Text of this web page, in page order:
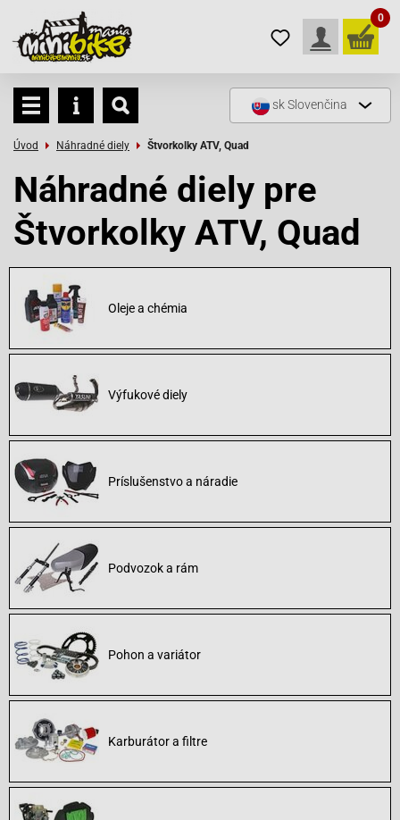
0
skSlovenčina
Úvod Náhradné diely Štvorkolky ATV, Quad
Náhradné diely pre
Štvorkolky ATV, Quad
Oleje a chémia
Výfukové diely
Príslušenstvo a náradie
Podvozok a rám
Pohon a variátor
Karburátor a filtre